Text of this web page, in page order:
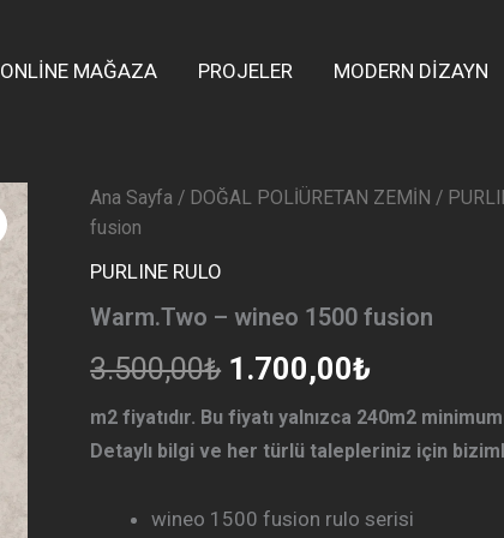
ONLİNE MAĞAZA PROJELER MODERN DİZAYN
Ana Sayfa / DOĞAL POLİÜRETAN ZEMİN /
fusion
PURLINE RULO
Warm.Two – wineo 1500 fusion
3.500,00₺
Orijinal
3.500,00₺.
1.700,00₺
Şu
fiyat:
m2 fiyatıdır. Bu fiyatı yalnızca 240m2
Detaylı bilgi ve her türlü talepleriniz için
wineo 1500 fusion rulo serisi